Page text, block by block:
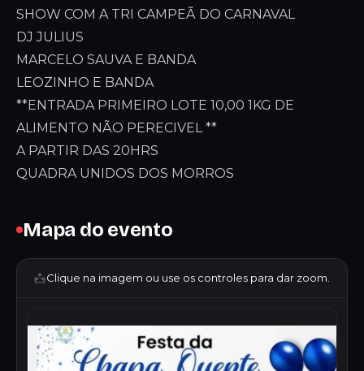
SHOW COM A TRI CAMPEÃ DO CARNAVAL
DJ JULIUS
MARCELO SAUVA E BANDA
LEOZINHO E BANDA
**ENTRADA PRIMEIRO LOTE 10,00 1KG DE
ALIMENTO NÃO PERECIVEL **
A PARTIR DAS 20HRS
QUADRA UNIDOS DOS MORROS
Mapa do evento
Clique na imagem ou use os controles para dar zoom.